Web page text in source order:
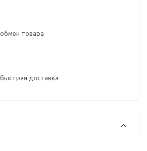
товара
доставка